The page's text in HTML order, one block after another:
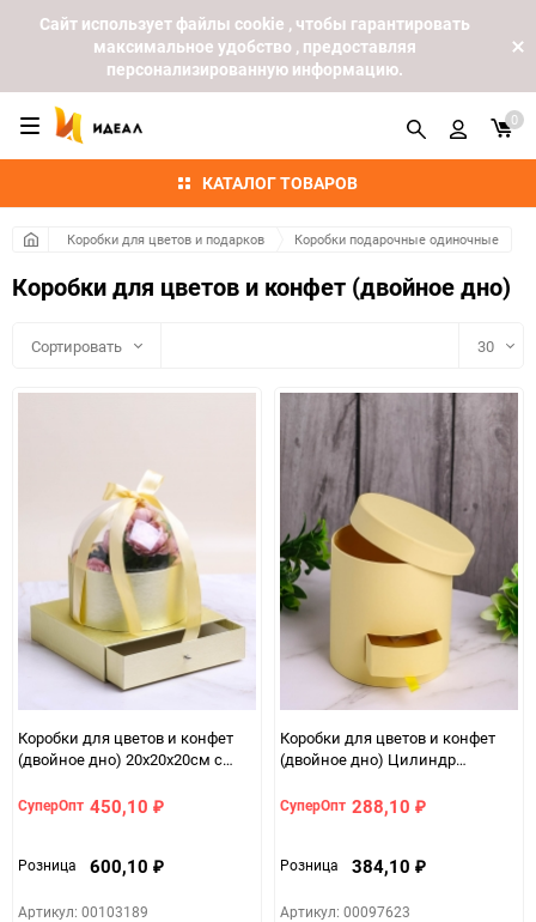
Cайт использует файлы cookie , чтобы гарантировать
максимальное удобство , предоставляя
персонализированную информацию.
КАТАЛОГ ТОВАРОВ
0
Коробки для цветов и подарков Коробки подарочные одиночные
Коробки для цветов и конфет (двойное дно)
Сортировать 30
90
150
Коробки для цветов и конфет
(двойное дно) 20х20х20см с
СуперОпт 450,10 ₽
Розница 600,10 ₽
Артикул: 00103189
Коробки для цветов и конфет
(двойное дно) Цилиндр
СуперОпт 288,10 ₽
Розница 384,10 ₽
Артикул: 00097623